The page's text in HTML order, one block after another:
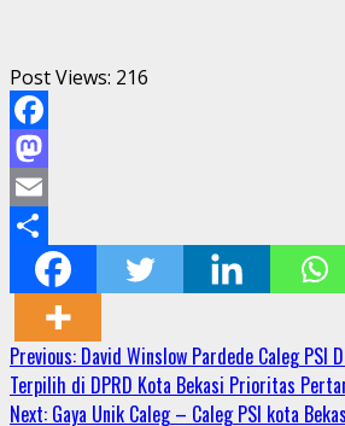
Post Views: 216
Facebook
Mastodon
Email
Share
Continue
Reading
Previous: David Winslow Pardede Caleg PSI
Terpilih di DPRD Kota Bekasi Prioritas
Next: Gaya Unik Caleg – Caleg PSI kota